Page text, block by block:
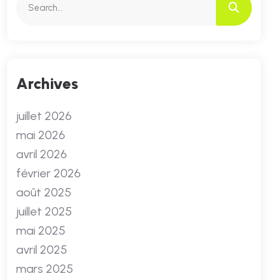
Archives
juillet 2026
mai 2026
avril 2026
février 2026
août 2025
juillet 2025
mai 2025
avril 2025
mars 2025